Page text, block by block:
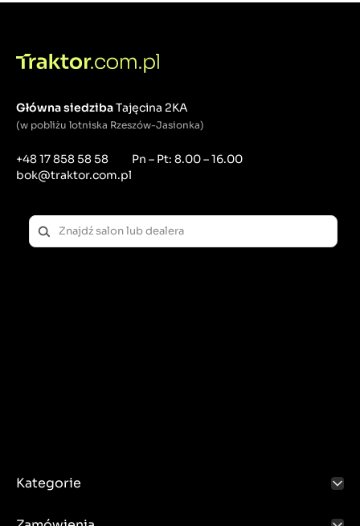
Główna siedzibaTajęcina 2KA
(w pobliżu lotniska Rzeszów-Jasionka)
+48 17 858 58 58
bok@traktor.com.pl
Pn – Pt: 8.00 – 16.00
Kategorie